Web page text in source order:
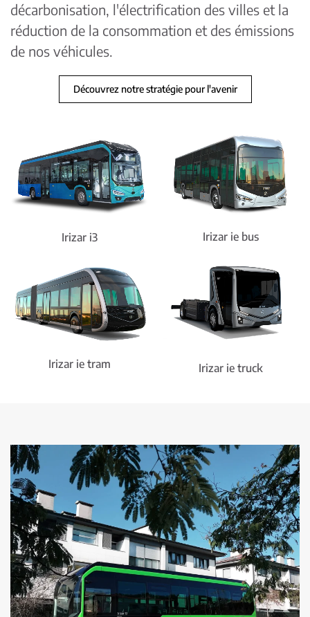
décarbonisation, l'électrification des villes et la
réduction de la consommation et des émissions
de nos véhicules.
Découvrez notre stratégie pour l'avenir
Irizar i3 Irizar ie bus
Irizar ie tram Irizar ie truck